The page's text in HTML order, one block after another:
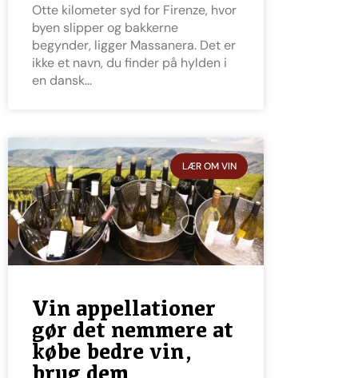
Otte kilometer syd for Firenze, hvor
byen slipper og bakkerne
begynder, ligger Massanera. Det er
ikke et navn, du finder på hylden i
en dansk
LÆR OM VIN
Vin appellationer
gør det nemmere at
købe bedre vin,
brug dem